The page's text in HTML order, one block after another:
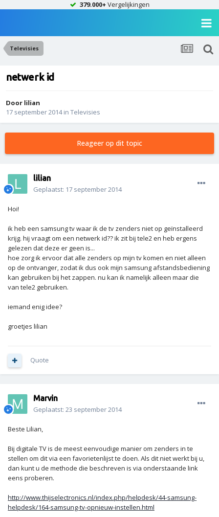
379.000+ Vergelijkingen
Televisies
netwerk id
Door lilian
17 september 2014in Televisies
Reageer op dit topic
lilian
Geplaatst: 17 september 2014
Hoi!
ik heb een samsung tv waar ik de tv zenders niet op geïnstalleerd
krijg. hij vraagt om een netwerk id?? ik zit bij tele2 en heb ergens
gelezen dat deze er geen is...
hoe zorg ik ervoor dat alle zenders op mijn tv komen en niet alleen
op de ontvanger, zodat ik dus ook mijn samsung afstandsbediening
kan gebruiken bij het zappen. nu kan ik namelijk alleen maar die
van tele2 gebruiken.
iemand enig idee?
groetjes lilian
Quote
Marvin
Geplaatst: 23 september 2014
Beste Lilian,
Bij digitale TV is de meest eenvoudige manier om zenders in te
stellen om dit via een favorietenlijst te doen. Als dit niet werkt bij u,
dan kunt u de methode die beschreven is via onderstaande link
eens proberen.
http://www.thijselectronics.nl/index.php/helpdesk/44-samsung-
helpdesk/164-samsung-tv-opnieuw-instellen.html